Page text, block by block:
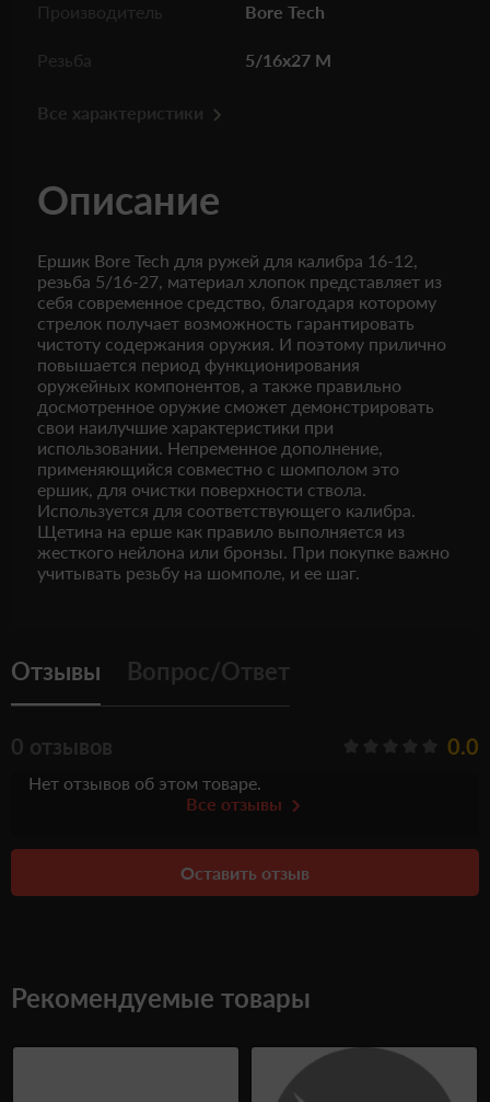
Производитель Bore Tech
Резьба 5/16x27 M
Все характеристики
Описание
Ершик Bore Tech для ружей для калибра 16-12,
резьба 5/16-27, материал хлопок представляет из
себя современное средство, благодаря которому
стрелок получает возможность гарантировать
чистоту содержания оружия. И поэтому прилично
повышается период функционирования
оружейных компонентов, а также правильно
досмотренное оружие сможет демонстрировать
свои наилучшие характеристики при
использовании. Непременное дополнение,
применяющийся совместно с шомполом это
ершик, для очистки поверхности ствола.
Используется для соответствующего калибра.
Щетина на ерше как правило выполняется из
жесткого нейлона или бронзы. При покупке важно
учитывать резьбу на шомполе, и ее шаг.
Отзывы Вопрос/Ответ
0 отзывов 0.0
Нет отзывов об этом товаре.
Все отзывы
Оставить отзыв
Рекомендуемые товары